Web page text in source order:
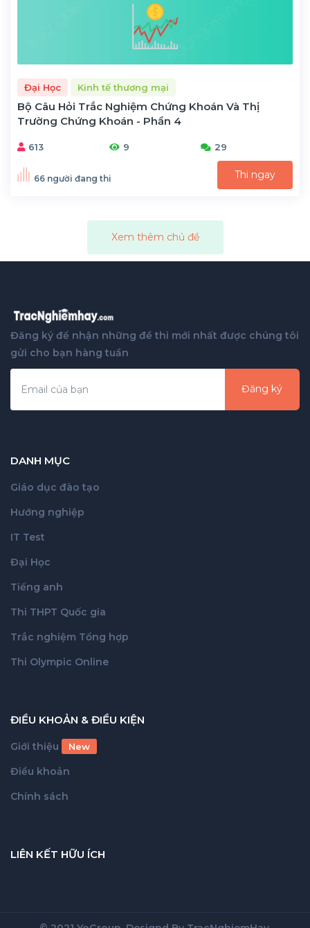
Đại Học Kinh tế thương mại
Bộ Câu Hỏi Trắc Nghiệm Chứng Khoán Và Thị
Trường Chứng Khoán - Phần 4
613 9 29
66 người đang thi Thi ngay
Xem thêm chủ đề
Đăng ký để nhận những đề thi mới nhất được chúng tôi
gửi cho bạn hàng tuần
Đăng ký
DANH MỤC
Giáo dục đào tạo
Hướng nghiệp
IT Test
Đại Học
Tiếng anh
Thi THPT Quốc gia
Trắc nghiệm Tổng hợp
Thi Olympic Online
ĐIỀU KHOẢN & ĐIỀU KIỆN
Giới thiệu New
Điều khoản
Chính sách
LIÊN KẾT HỮU ÍCH